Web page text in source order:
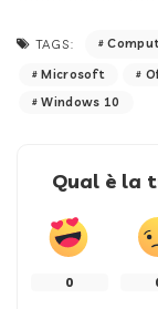
TAGS:
Microsoft
Windows 10
Qual è la
0